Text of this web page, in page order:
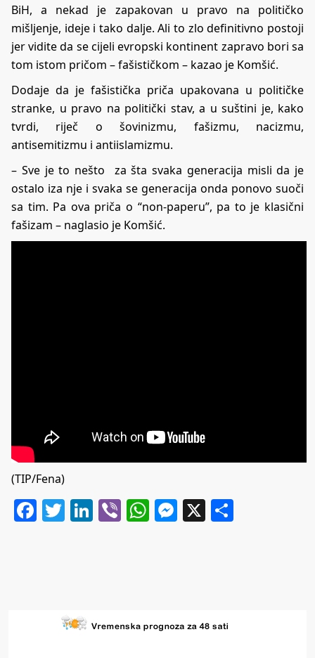
BiH, a nekad je zapakovan u pravo na političko
mišljenje, ideje i tako dalje. Ali to zlo definitivno postoji
jer vidite da se cijeli evropski kontinent zapravo bori sa
tom istom pričom – fašističkom – kazao je Komšić.
Dodaje da je fašistička priča upakovana u političke
stranke, u pravo na politički stav, a u suštini je, kako
tvrdi, riječ o šovinizmu, fašizmu, nacizmu,
antisemitizmu i antiislamizmu.
– Sve je to nešto za šta svaka generacija misli da je
ostalo iza nje i svaka se generacija onda ponovo suoči
sa tim. Pa ova priča o “non-paperu”, pa to je klasični
fašizam – naglasio je Komšić.
(TIP/Fena)
Facebook
Twitter
LinkedIn
ViberWhatsApp
Messenger
X